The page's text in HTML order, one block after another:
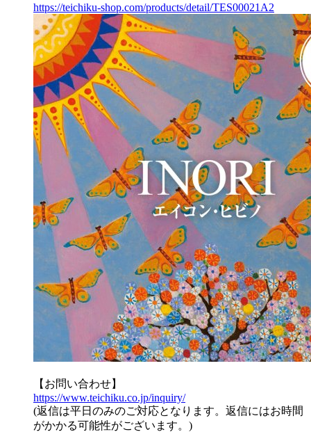
https://teichiku-shop.com/products/detail/TES00021A2
【お問い合わせ】
https://www.teichiku.co.jp/inquiry/
(返信は平日のみのご対応となります。返信にはお時間
がかかる可能性がございます。)